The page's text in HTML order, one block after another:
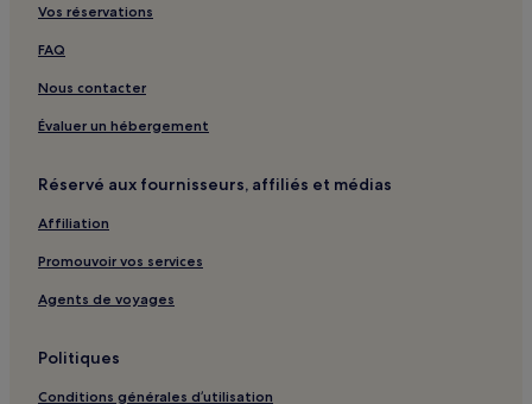
Plage Tirant : Hôtels avec petit-déjeuner gratuit à
proximité
Plage Tirant : Appart’hôtels
Plage Tirant : hôtels 3 étoiles
Plage Cala Fustam : Gîtes
Plage Cala Fustam : Hôtels de luxe à proximité
Naveta de Biniac Oriental : hôtels à proximité
Sant Jaume Mediterrani : hôtels Hôtels avec piscine
Plage Arenal d'en Castell : hôtels à proximité
Vos réservations
FAQ
Nous contacter
Évaluer un hébergement
Réservé aux fournisseurs, affiliés et médias
Affiliation
Promouvoir vos services
Agents de voyages
Politiques
Conditions générales d’utilisation